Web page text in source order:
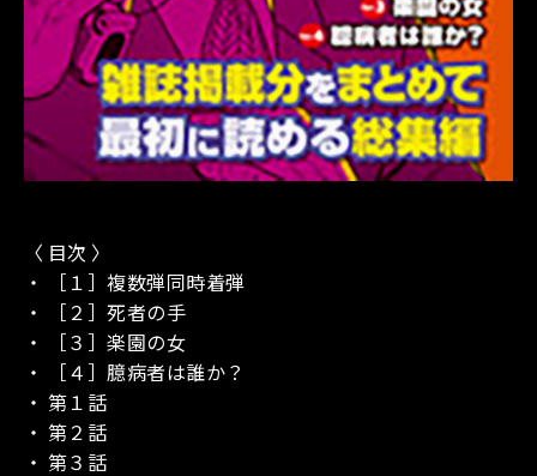
〈 目次 〉
・ ［１］複数弾同時着弾
・ ［２］死者の手
・ ［３］楽園の女
・ ［４］臆病者は誰か？
・ 第１話
・ 第２話
・ 第３話